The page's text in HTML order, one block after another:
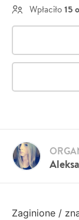
Wpłaciło 15
Zaginione /